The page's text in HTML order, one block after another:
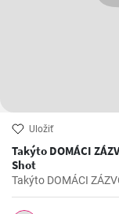
Uložiť
Takýto DOMÁCI
Shot